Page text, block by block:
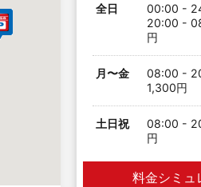
全日
00:00 -
20:00 -
円
月〜金
08:00 -
1,300円
土日祝
08:00 -
円
料金シミュ